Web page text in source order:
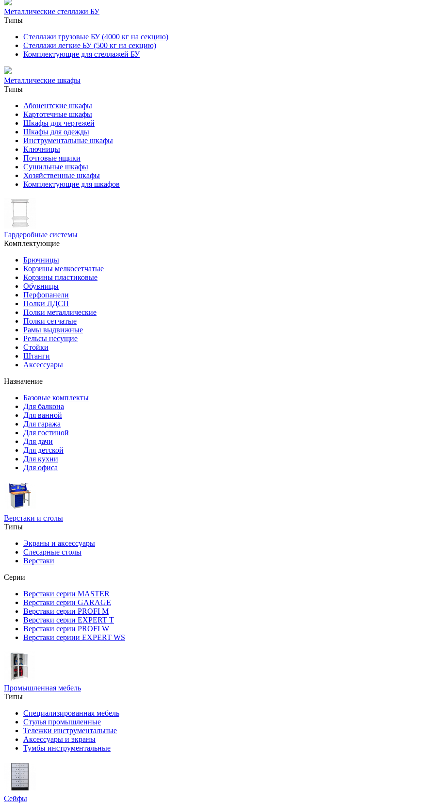
Металлические стеллажи БУ
Типы
Стеллажи грузовые БУ (4000 кг на секцию)
Стеллажи легкие БУ (500 кг на секцию)
Комплектующие для стеллажей БУ
Металлические шкафы
Типы
Абонентские шкафы
Картотечные шкафы
Шкафы для чертежей
Шкафы для одежды
Инструментальные шкафы
Ключницы
Почтовые ящики
Сушильные шкафы
Хозяйственные шкафы
Комплектующие для шкафов
Гардеробные системы
Комплектующие
Брючницы
Корзины мелкосетчатые
Корзины пластиковые
Обувницы
Перфопанели
Полки ЛДСП
Полки металлические
Полки сетчатые
Рамы выдвижные
Рельсы несущие
Стойки
Штанги
Аксессуары
Назначение
Базовые комплекты
Для балкона
Для ванной
Для гаража
Для гостиной
Для дачи
Для детской
Для кухни
Для офиса
Верстаки и столы
Типы
Экраны и аксессуары
Слесарные столы
Верстаки
Серии
Верстаки серии MASTER
Верстаки серии GARAGE
Верстаки серии PROFI M
Верстаки серии EXPERT T
Верстаки серии PROFI W
Верстаки сериии EXPERT WS
Промышленная мебель
Типы
Специализированная мебель
Стулья промышленные
Тележки инструментальные
Аксессуары и экраны
Тумбы инструментальные
Сейфы